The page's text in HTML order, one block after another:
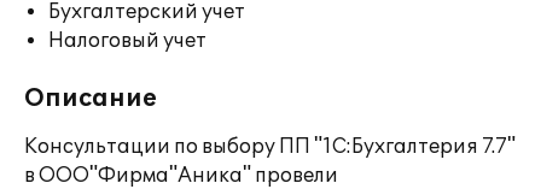
Бухгалтерский учет
Налоговый учет
Описание
Консультации по выбору ПП "1С:Бухгалтерия 7.7"
в ООО"Фирма"Аника" провели